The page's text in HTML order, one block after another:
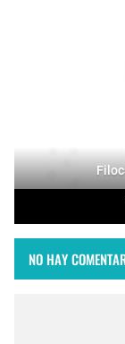
NO HAY